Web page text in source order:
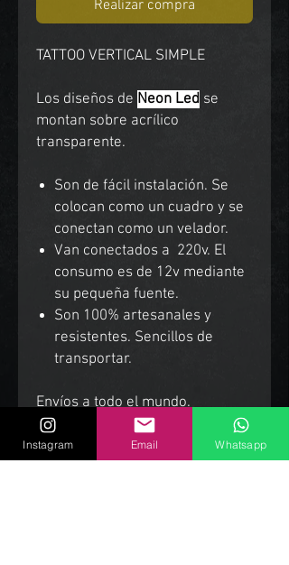
Realizar compra
TATTOO VERTICAL SIMPLE
Los diseños de Neon Led se
montan sobre acrílico
transparente.
Son de fácil instalación. Se
colocan como un cuadro y se
conectan como un velador.
Van conectados a 220v. El
consumo es de 12v mediante
su pequeña fuente.
Son 100% artesanales y
resistentes. Sencillos de
transportar.
Envíos a todo el mundo.
Instagram Email Whatsapp